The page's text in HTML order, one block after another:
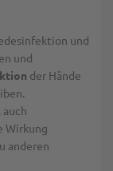
und
und
der Hände
Wirkung
anderen